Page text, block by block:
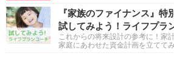
『家族のファイナンス』特
試してみよう！ライフプラ
これからの将来設計の参考に！家
家庭にあわせた資金計画を立てて